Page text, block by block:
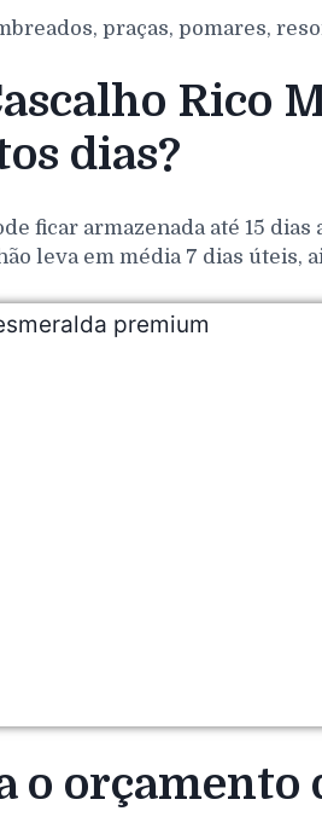
praças, pomares,
Rico
dias?
ficar armazenada até 15
leva em média 7 dias úteis,
orçamento